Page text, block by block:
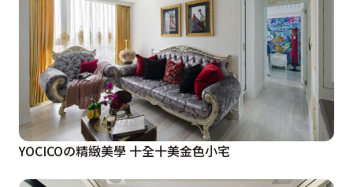
YOCICOの精緻美學 十全十美金色小宅